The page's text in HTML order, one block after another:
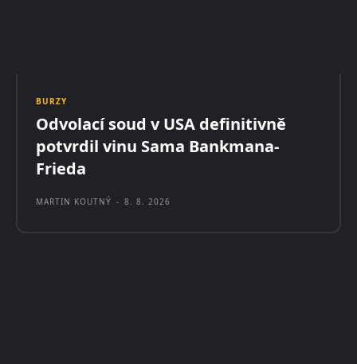
BURZY
Odvolací soud v USA definitivně
potvrdil vinu Sama Bankmana-
Frieda
MARTIN KOUTNÝ - 8. 8. 2026